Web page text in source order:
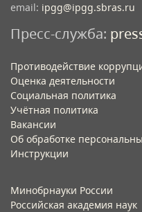
email: ipgg@ipgg.sbras.ru
Пресс-служба:
Противодействие
Оценка деятельности
Социальная политика
Учётная политика​
Вакансии​
Об обработке
Инструкции​
Минобрнауки России
Российская академия наук